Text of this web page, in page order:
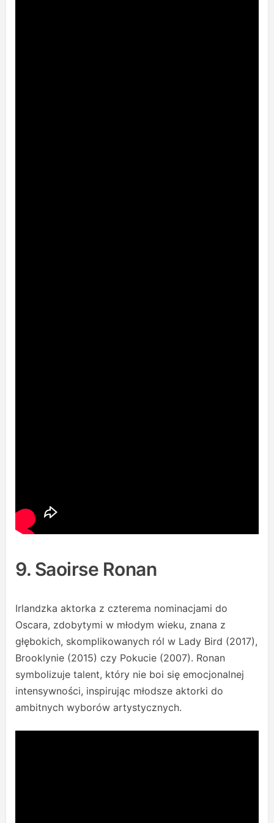
9. Saoirse Ronan
Irlandzka aktorka z czterema nominacjami do
Oscara, zdobytymi w młodym wieku, znana z
głębokich, skomplikowanych ról w Lady Bird (2017),
Brooklynie (2015) czy Pokucie (2007). Ronan
symbolizuje talent, który nie boi się emocjonalnej
intensywności, inspirując młodsze aktorki do
ambitnych wyborów artystycznych.